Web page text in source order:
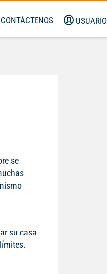
CONTÁCTENOS USUARIO
se
su casa